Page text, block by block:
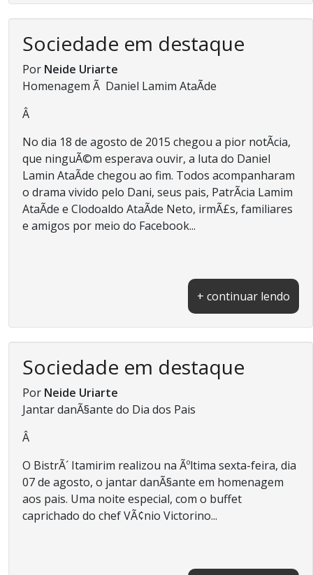
Sociedade em destaque
Por Neide Uriarte
Homenagem Ã Daniel Lamim AtaÃ­de
Â
No dia 18 de agosto de 2015 chegou a pior notÃ­cia,
que ninguÃ©m esperava ouvir, a luta do Daniel
Lamin AtaÃ­de chegou ao fim. Todos acompanharam
o drama vivido pelo Dani, seus pais, PatrÃ­cia Lamim
AtaÃ­de e Clodoaldo AtaÃ­de Neto, irmÃ£s, familiares
e amigos por meio do Facebook...
+ continuar lendo
Sociedade em destaque
Por Neide Uriarte
Jantar danÃ§ante do Dia dos Pais
Â
O BistrÃ´ Itamirim realizou na Ãºltima sexta-feira, dia
07 de agosto, o jantar danÃ§ante em homenagem
aos pais. Uma noite especial, com o buffet
caprichado do chef VÃ¢nio Victorino...